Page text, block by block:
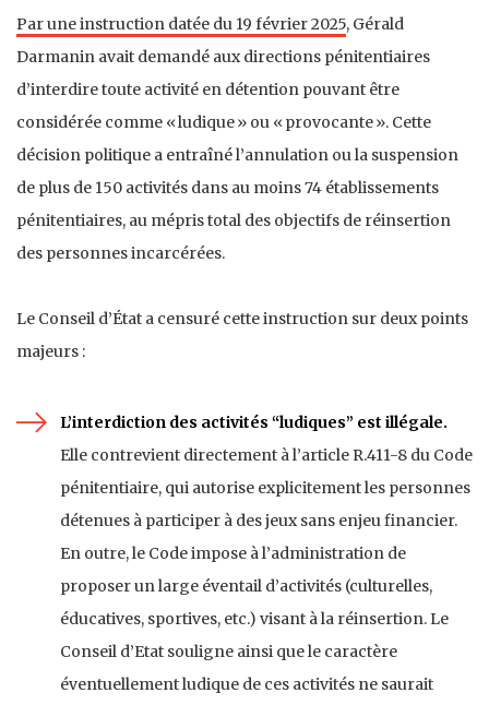
Par une instruction datée du 19 février 2025, Gérald
Darmanin avait demandé aux directions pénitentiaires
d’interdire toute activité en détention pouvant être
considérée comme « ludique » ou « provocante ». Cette
décision politique a entraîné l’annulation ou la suspension
de plus de 150 activités dans au moins 74 établissements
pénitentiaires, au mépris total des objectifs de réinsertion
des personnes incarcérées.
Le Conseil d’État a censuré cette instruction sur deux points
majeurs :
L’interdiction des activités “ludiques” est illégale.
Elle contrevient directement à l’article R.411-8 du Code
pénitentiaire, qui autorise explicitement les personnes
détenues à participer à des jeux sans enjeu financier.
En outre, le Code impose à l’administration de
proposer un large éventail d’activités (culturelles,
éducatives, sportives, etc.) visant à la réinsertion. Le
Conseil d’Etat souligne ainsi que le caractère
éventuellement ludique de ces activités ne saurait